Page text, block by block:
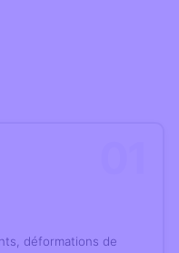
déformations de